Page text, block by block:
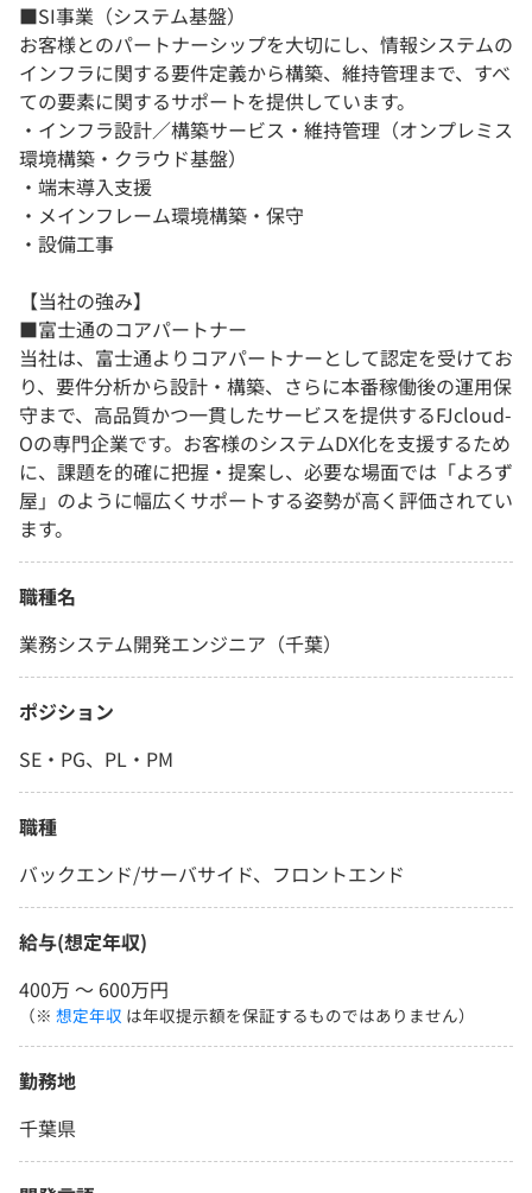
■SI事業（システム基盤）
お客様とのパートナーシップを大切にし、情報システムの
インフラに関する要件定義から構築、維持管理まで、すべ
ての要素に関するサポートを提供しています。
・インフラ設計／構築サービス・維持管理（オンプレミス
環境構築・クラウド基盤）
・端末導入支援
・メインフレーム環境構築・保守
・設備工事​
【当社の強み】
■富士通のコアパートナー
当社は、富士通よりコアパートナーとして認定を受けてお
り、要件分析から設計・構築、さらに本番稼働後の運用保
守まで、高品質かつ一貫したサービスを提供するFJcloud-
Oの専門企業です。お客様のシステムDX化を支援するため
に、課題を的確に把握・提案し、必要な場面では「よろず
屋」のように幅広くサポートする姿勢が高く評価されてい
ます。
職種名
業務システム開発エンジニア（千葉）
ポジション
SE・PG、PL・PM
職種
バックエンド/サーバサイド、フロントエンド
給与(想定年収)
400万 〜 600万円
（※ 想定年収 は年収提示額を保証するものではありません）
勤務地
千葉県